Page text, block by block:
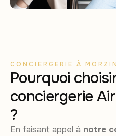
CONCIERGERIE À
Pourquoi
conciergerie
?
En faisant appel à notre